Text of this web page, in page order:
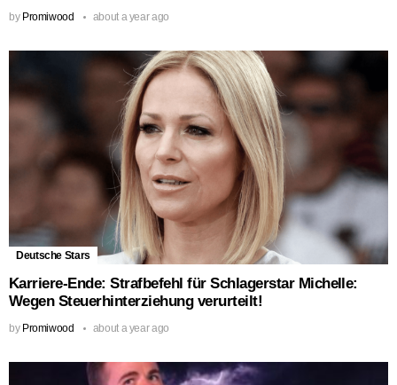
by Promiwood about a year ago
Deutsche Stars
Karriere-Ende: Strafbefehl für Schlagerstar Michelle:
Wegen Steuerhinterziehung verurteilt!
by Promiwood about a year ago